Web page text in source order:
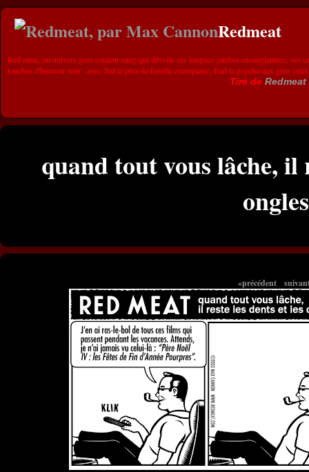
Redmeat
Red meat, un univers gore couleur sang qui dévoile ses longues jambes ensanglantées, ses
touches d'humour noir : avec Ted le père de famille exemplaire, Earl le psycho aux gros
Tiré de Redmeat
quand tout vous lâche, il
ongles
«précédent